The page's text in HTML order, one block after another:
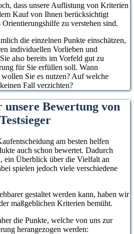
dass unsere Auflistung von Kriterien
Kauf von Ihnen berücksichtigt
zu verstehen sind.
die einzelnen Punkte einschätzen,
individuellen Vorlieben und
also bereits im Vorfeld gut zu
für Sie erfüllen soll. Wann
Sie es nutzen? Auf welche
Fall verzichten?
Bewertung von
am besten helfen
auch schon bewertet. Dadurch
ein Überblick über die Vielfalt an
spielen jedoch viele verschiedene
gestaltet werden kann, haben wir
maßgeblichen Kriterien bemüht.
die Punkte, welche von uns zur
herangezogen werden: